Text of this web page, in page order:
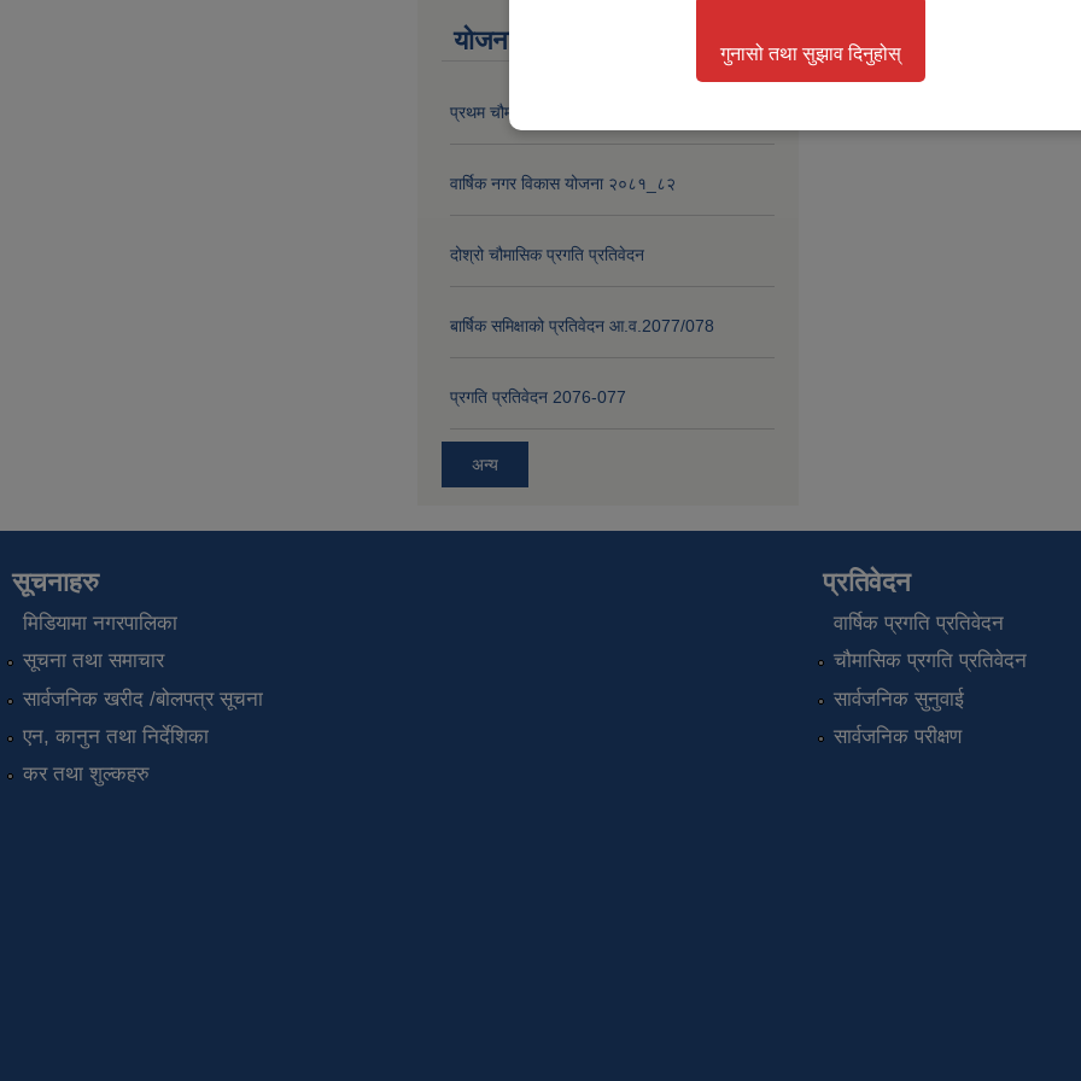
योजना तथा परियोजना
प्रथम चौमासिक प्रगति प्रतिवेदन २०८०-८१
वार्षिक नगर विकास योजना २०८१_८२
दोश्रो चौमासिक प्रगति प्रतिवेदन
बार्षिक समिक्षाको प्रतिवेदन आ.व.2077/078
प्रगति प्रतिवेदन 2076-077
अन्य
सूचनाहरु
मिडियामा नगरपालिका
सूचना तथा समाचार
सार्वजनिक खरीद /बोलपत्र सूचना
एन, कानुन तथा निर्देशिका
कर तथा शुल्कहरु
प्रतिवेदन
वार्षिक प्रगति प्रतिवेदन
चौमासिक प्रगति प्रतिवेदन
सार्वजनिक सुनुवाई
सार्वजनिक परीक्षण
गुनासो तथा सुझाव दिनुहोस्